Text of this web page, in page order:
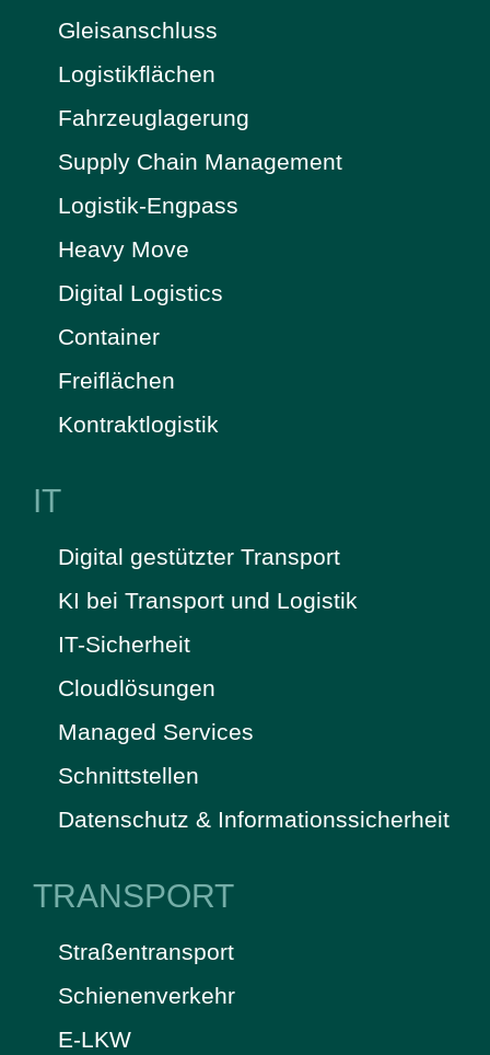
Gleisanschluss
Logistikflächen
Fahrzeuglagerung
Supply Chain Management
Logistik-Engpass
Heavy Move
Digital Logistics
Container
Freiflächen
Kontraktlogistik
IT
Digital gestützter Transport
KI bei Transport und Logistik
IT-Sicherheit
Cloudlösungen
Managed Services
Schnittstellen
Datenschutz & Informationssicherheit
TRANSPORT
Straßentransport
Schienenverkehr
E-LKW